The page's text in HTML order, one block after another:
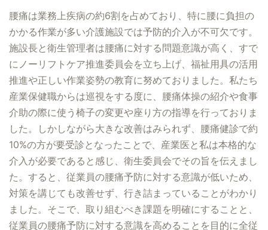
腰痛は業務上疾病の約6割を占めており、特に腰に負担の
かかる作業が多い介護施設では予防的介入が不可欠です。
施設長と衛生管理者は腰痛に対する問題意識が高く、すで
にノーリフトケア推進委員会を立ち上げ、福祉用具の活用
推進や正しい作業姿勢の教育に努めておりました。私たち
産業保健職からは巡視をする度に、腰痛体操の紹介や食事
介助の際に使う椅子の変更や座り方の指導を行っておりま
した。しかしながら大きな改善はみられず、腰痛健診で約
10%の方が要受診となったことで、産業医と私は本格的な
介入が必要であると感じ、衛生委員会でその旨を伝えまし
た。すると、従業員の腰痛予防に対する意識が低いため、
対策を講じても改善せず、行き詰まっていることがわかり
ました。そこで、取り組むべき課題を明確にすることと、
従業員の腰痛予防に対する意識を高めることを目的に全従